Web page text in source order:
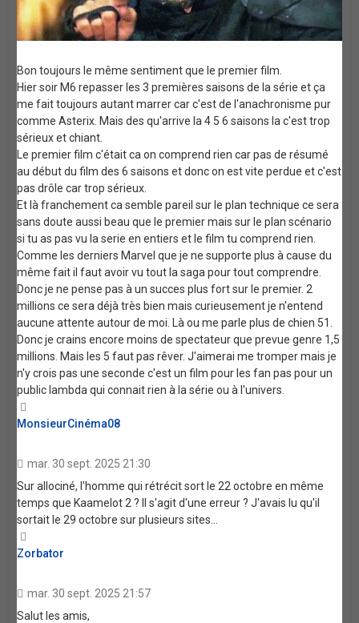
Bon toujours le même sentiment que le premier film.
Hier soir M6 repasser les 3 premières saisons de la série et ça
me fait toujours autant marrer car c'est de l'anachronisme pur
comme Asterix. Mais des qu'arrive la 4 5 6 saisons la c'est trop
sérieux et chiant.
Le premier film c'était ca on comprend rien car pas de résumé
au début du film des 6 saisons et donc on est vite perdue et c'est
pas drôle car trop sérieux.
Et là franchement ca semble pareil sur le plan technique ce sera
sans doute aussi beau que le premier mais sur le plan scénario
si tu as pas vu la serie en entiers et le film tu comprend rien.
Comme les derniers Marvel que je ne supporte plus à cause du
même fait il faut avoir vu tout la saga pour tout comprendre.
Donc je ne pense pas à un succes plus fort sur le premier. 2
millions ce sera déjà très bien mais curieusement je n'entend
aucune attente autour de moi. Là ou me parle plus de chien 51.
Donc je crains encore moins de spectateur que prevue genre 1,5
millions. Mais les 5 faut pas rêver. J'aimerai me tromper mais je
n'y crois pas une seconde c'est un film pour les fan pas pour un
public lambda qui connait rien à la série ou à l'univers.
MonsieurCinéma08
mar. 30 sept. 2025 21:30
Sur allociné, l'homme qui rétrécit sort le 22 octobre en même
temps que Kaamelot 2 ? Il s'agit d'une erreur ? J'avais lu qu'il
sortait le 29 octobre sur plusieurs sites...
Zorbator
mar. 30 sept. 2025 21:57
Salut les amis,